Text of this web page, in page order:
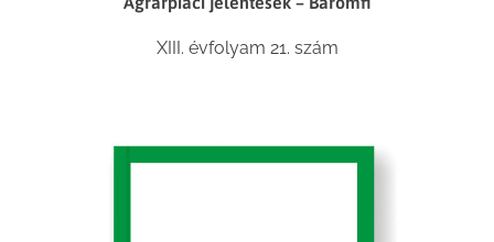
XIII. évfolyam 21. szám